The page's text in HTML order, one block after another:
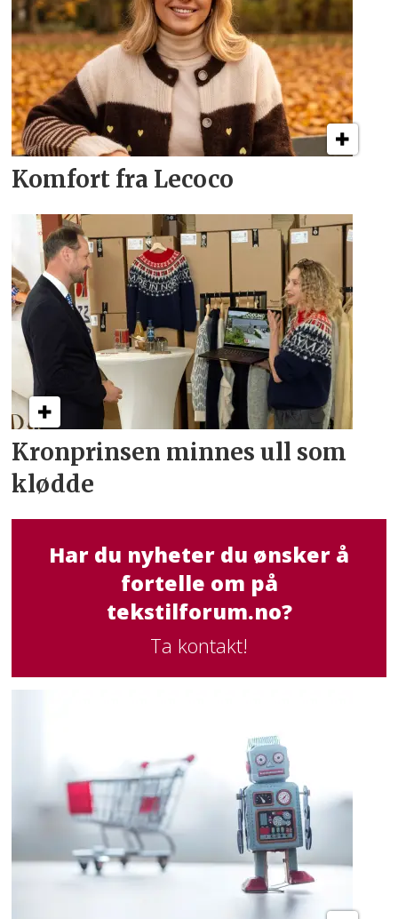
Komfort fra Lecoco
Kronprinsen minnes ull som
klødde
Har du nyheter du ønsker å
fortelle om på
tekstilforum.no?
Ta kontakt!